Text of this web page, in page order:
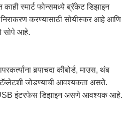
स्मार्ट फोन्समध्ये ब्रॅकेट डिझाइन
करण्यासाठी सोयीस्कर आहे आणि
सोपे आहे.
बर्‍याचदा कीबोर्ड, माउस, थंब
टॅब्लेटशी जोडण्याची आवश्यकता असते.
इंटरफेस डिझाइन असणे आवश्यक आहे.